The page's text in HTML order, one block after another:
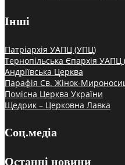
Інші
Патріархія УАПЦ (УПЦ)
Тернопільська Єпархія
Андріївська Церква
Парафія Св. Жінок-
Помісна Церква України
Щедрик – Церковна Лавка
Соц.медіа
Останні новини